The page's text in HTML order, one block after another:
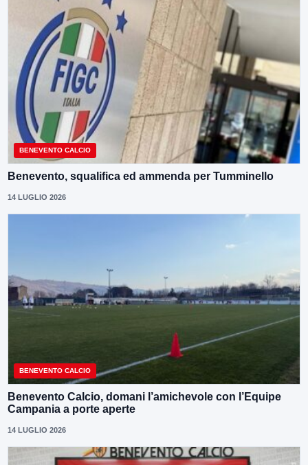
BENEVENTO CALCIO
Benevento, squalifica ed ammenda per Tumminello
14 LUGLIO 2026
BENEVENTO CALCIO
Benevento Calcio, domani l’amichevole con l’Equipe
Campania a porte aperte
14 LUGLIO 2026